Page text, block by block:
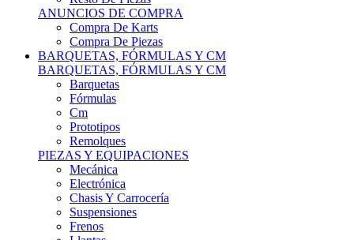
ANUNCIOS DE COMPRA
Compra De Karts
Compra De Piezas
BARQUETAS, FÓRMULAS Y CM
BARQUETAS, FÓRMULAS Y CM
Barquetas
Fórmulas
Cm
Prototipos
Remolques
PIEZAS Y EQUIPACIONES
Mecánica
Electrónica
Chasis Y Carrocería
Suspensiones
Frenos